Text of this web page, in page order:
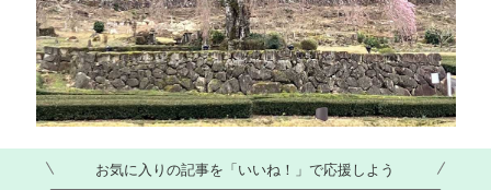
お気に入りの記事を「いいね！」で応援しよう